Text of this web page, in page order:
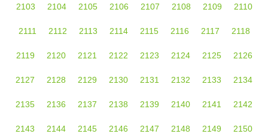
2103 2104 2105 2106 2107 2108 2109 2110
2111 2112 2113 2114 2115 2116 2117 2118
2119 2120 2121 2122 2123 2124 2125 2126
2127 2128 2129 2130 2131 2132 2133 2134
2135 2136 2137 2138 2139 2140 2141 2142
2143 2144 2145 2146 2147 2148 2149 2150